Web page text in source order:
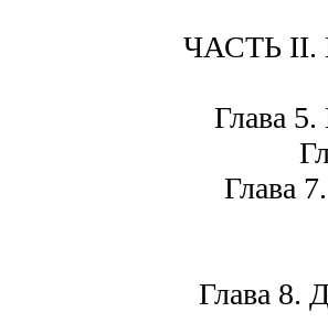
ЧАСТЬ
Глава
Глава
Глава 8.